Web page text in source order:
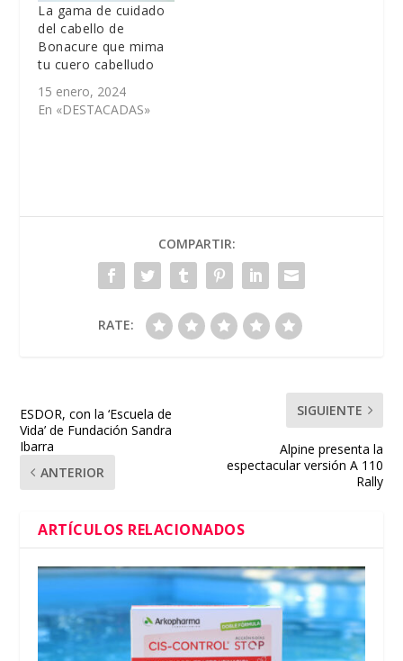
La gama de cuidado
del cabello de
Bonacure que mima
tu cuero cabelludo
15 enero, 2024
En «DESTACADAS»
COMPARTIR:
RATE:
ESDOR, con la ‘Escuela de
Vida’ de Fundación Sandra
Ibarra
ANTERIOR
SIGUIENTE
Alpine presenta la
espectacular versión A 110
Rally
ARTÍCULOS RELACIONADOS